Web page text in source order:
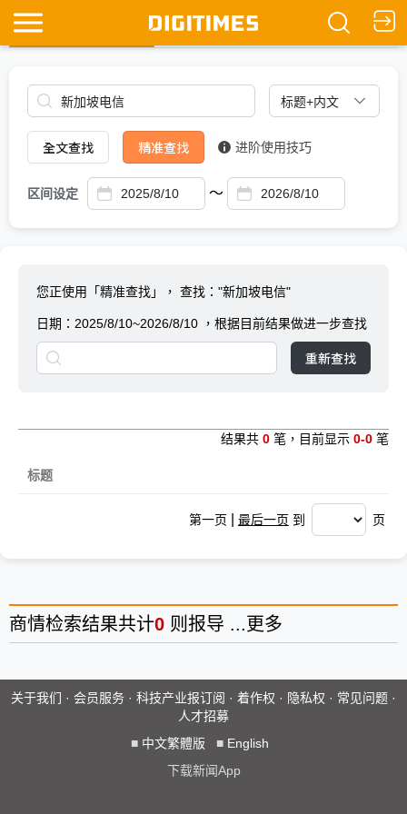
Ask DIGITIMES
全文查找 精准查找 进阶使用技巧
区间设定 ～
您正使用「精准查找」， 查找："新加坡电信"
日期： 2025/8/10~2026/8/10 ，根据目前结果做进一步查找
重新查找
结果共 0 笔，目前显示 0-0 笔
标题
第一页 最后一页 到 页
商情检索结果共计0 则报导 ... 更多
关于我们 · 会员服务 · 科技产业报订阅 · 着作权 · 隐私权 · 常见问题 ·
人才招募
■ 中文繁體版 ■ English
下载新闻App